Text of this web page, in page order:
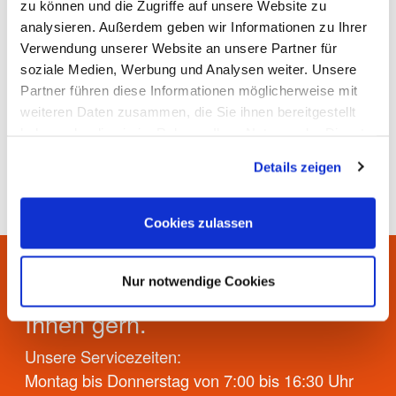
zu können und die Zugriffe auf unsere Website zu
analysieren. Außerdem geben wir Informationen zu Ihrer
Verwendung unserer Website an unsere Partner für
soziale Medien, Werbung und Analysen weiter. Unsere
Partner führen diese Informationen möglicherweise mit
weiteren Daten zusammen, die Sie ihnen bereitgestellt
Details zeigen
Cookies zulassen
Nur notwendige Cookies
Verwerten ist gut, vermeiden ist besser: Wählen
Sie beim Einkauf möglichst Produkte, bei denen
keine oder nur notwendige Verpackungen
anfallen.
Sie haben Fragen? Wir helfen
Ihnen gern.
Unsere Servicezeiten:
Montag bis Donnerstag von 7:00 bis 16:30 Uhr